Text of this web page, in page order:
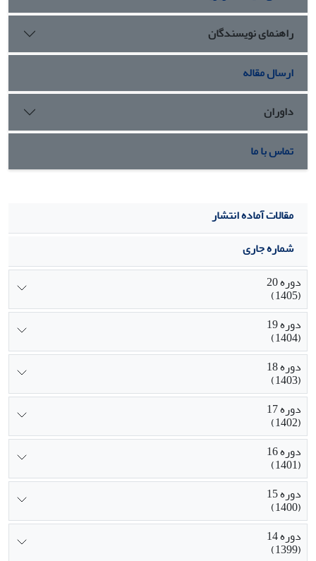
نشان‌دهنده بهبود معنی‌دار قاطعیت واحدهای موردپژوهش در
گروه آزمایش بود. درحالی‌که در گروه کنترل هیچ تغییر محسوسی
مشاهده نشد. نتایج همچنین نمایانگر این مسئله بود.
راهنمای نویسندگان
ارسال مقاله
داوران
تماس با ما
مقالات آماده انتشار
شماره جاری
دوره 20
(1405)
دوره 19
(1404)
دوره 18
(1403)
دوره 17
(1402)
دوره 16
(1401)
دوره 15
(1400)
دوره 14
(1399)